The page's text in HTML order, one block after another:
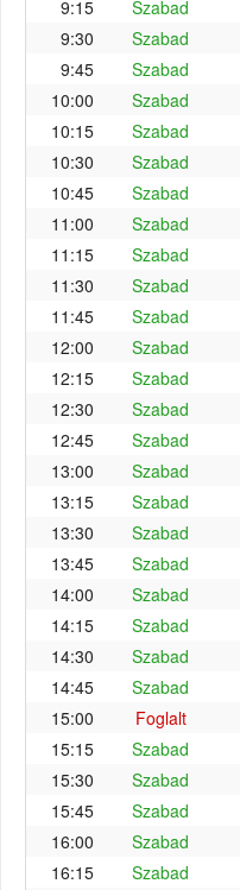
9:15
Szabad
9:30
Szabad
9:45
Szabad
10:00
Szabad
10:15
Szabad
10:30
Szabad
10:45
Szabad
11:00
Szabad
11:15
Szabad
11:30
Szabad
11:45
Szabad
12:00
Szabad
12:15
Szabad
12:30
Szabad
12:45
Szabad
13:00
Szabad
13:15
Szabad
13:30
Szabad
13:45
Szabad
14:00
Szabad
14:15
Szabad
14:30
Szabad
14:45
Szabad
15:00
Foglalt
15:15
Szabad
15:30
Szabad
15:45
Szabad
16:00
Szabad
16:15
Szabad